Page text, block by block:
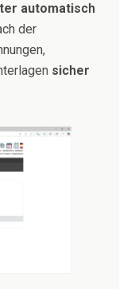
automatisch
der
sicher